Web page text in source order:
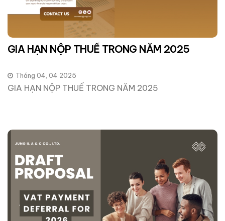
GIA HẠN NỘP THUẾ TRONG NĂM 2025
Tháng 04, 04 2025
GIA HẠN NỘP THUẾ TRONG NĂM 2025